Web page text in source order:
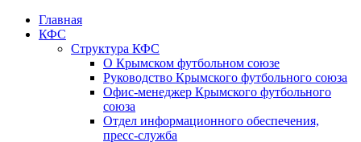
Главная
КФС
Структура КФС
О Крымском футбольном союзе
Руководство Крымского футбольного союза
Офис-менеджер Крымского футбольного
союза
Отдел информационного обеспечения,
пресс-служба